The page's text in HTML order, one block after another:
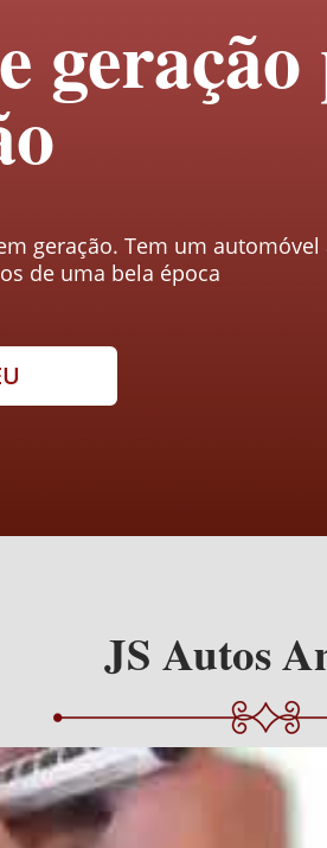
geração. Tem um
de uma bela época
JS Autos